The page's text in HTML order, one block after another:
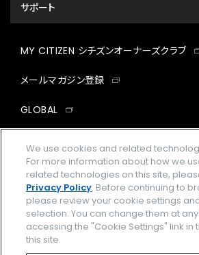
サポート
MY CITIZEN シチズンオーナーズクラブ
メールマガジン登録
GLOBAL
facebook
企業情報 ご利用規約
プライバシーポリシー
We use cookies and related
For more information about how we
related technologies on this site,
Privacy Policy. Before continuing to
please review your cookie settings
selection. You can change them at
accessing the "Cookie Settings" link in
this site.